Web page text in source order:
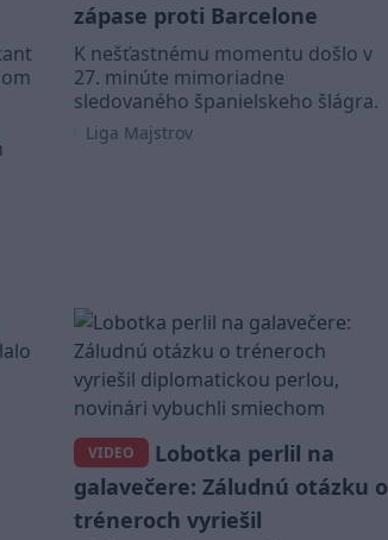
zápase proti Barcelone
K nešťastnému momentu došlo v
27. minúte mimoriadne
sledovaného španielskeho šlágra.
Liga Majstrov
VIDEO
Lobotka perlil na
galavečere: Záludnú otázku o
tréneroch vyriešil